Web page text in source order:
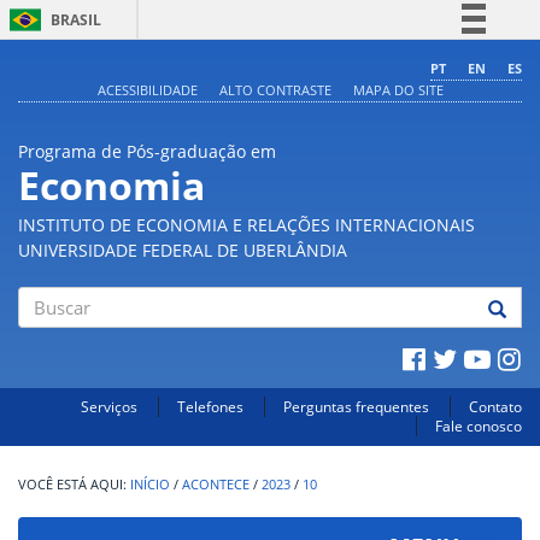
BRASIL
Comunica BR
PT EN
ES
ACESSIBILIDADE
ALTO CONTRASTE MAPA DO SITE
Programa de Pós-graduação em
Economia
INSTITUTO DE ECONOMIA E RELAÇÕES INTERNACIONAIS
UNIVERSIDADE FEDERAL DE UBERLÂNDIA
Serviços Telefones Perguntas frequentes
Contato
Fale conosco
INÍCIO / ACONTECE / 2023 / 10